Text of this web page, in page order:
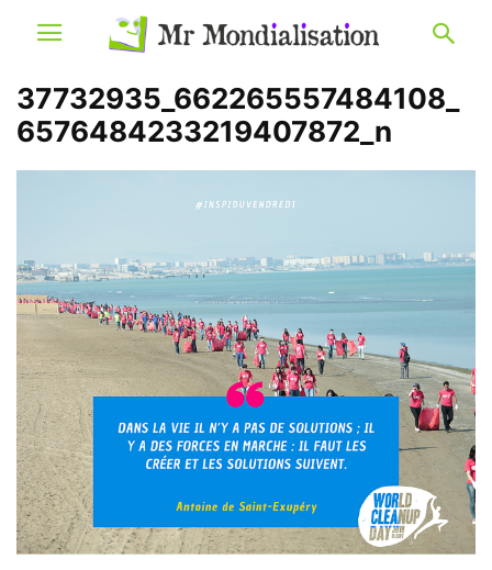
37732935_662265557484108_
6576484233219407872_n